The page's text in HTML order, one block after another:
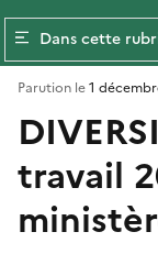
Dans cette
travail
Parution le1